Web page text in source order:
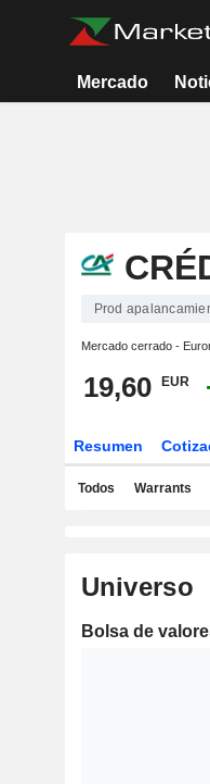
Mercado
Prod
Mercado cerrado -
19,60 EUR
Resumen
Todos Warrants
Universo
Bolsa de